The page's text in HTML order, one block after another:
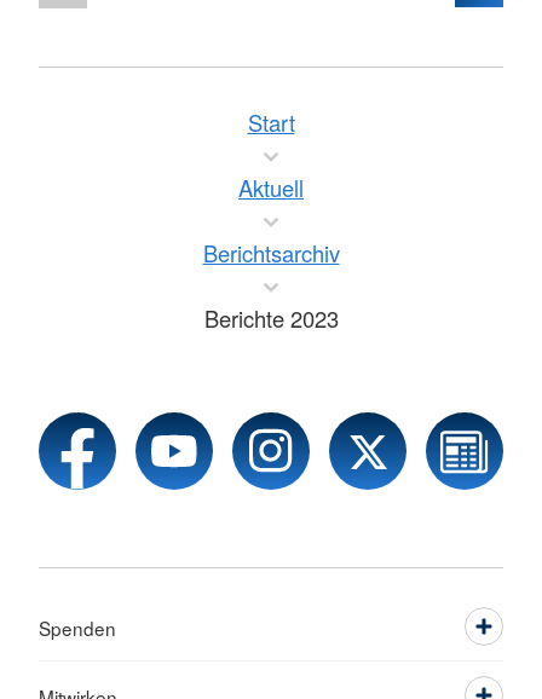
Start
Aktuell
Berichtsarchiv
Berichte 2023
Spenden